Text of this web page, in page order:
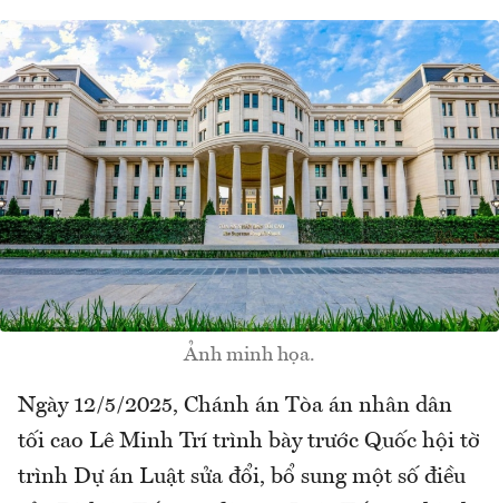
Ảnh minh họa.
Ngày 12/5/2025, Chánh án Tòa án nhân dân
tối cao Lê Minh Trí trình bày trước Quốc hội tờ
trình Dự án Luật sửa đổi, bổ sung một số điều